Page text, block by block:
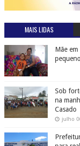
MAIS LIDAS
Mãe
Sob
na
Casado
julho